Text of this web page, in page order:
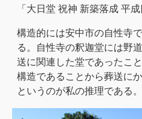
「大日堂 祝神 新築落成 平
構造的には安中市の自性寺
る。自性寺の釈迦堂には野
送に関連した堂であったこ
構造であることから葬送に
というのが私の推理である。